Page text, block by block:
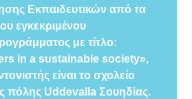
Εκπαιδευτικών από τα
εγκεκριμένου
με τίτλο:
in a sustainable society»,
είναι το σχολείο
πόλης Uddevalla Σουηδίας.